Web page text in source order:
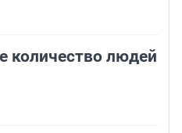
количество людей